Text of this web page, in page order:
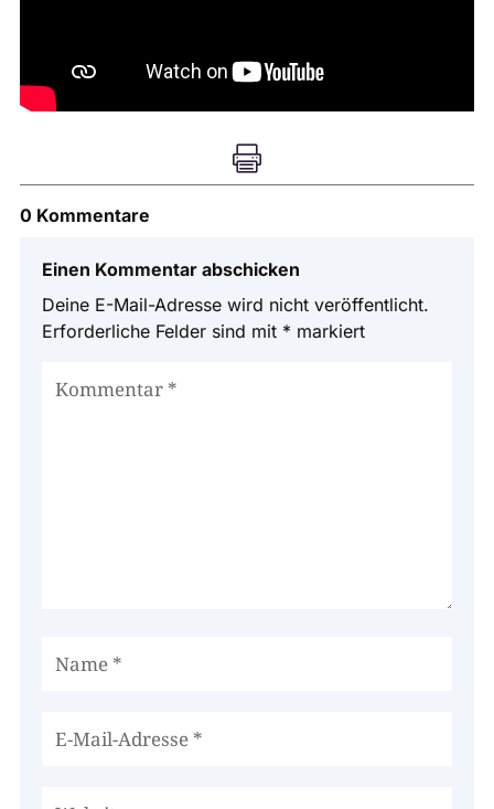

0 Kommentare
Einen Kommentar abschicken
Deine E-Mail-Adresse wird nicht veröffentlicht.
Erforderliche Felder sind mit * markiert